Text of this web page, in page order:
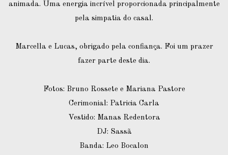
animada. Uma energia incrível proporcionada principalmente
pela simpatia do casal.
Marcella e Lucas, obrigado pela confiança. Foi um prazer
fazer parte deste dia.
Fotos: Bruno Rossete e Mariana Pastore
Cerimonial: Patricia Carla
Vestido: Manas Redentora
DJ: Sassã
Banda: Leo Bocalon